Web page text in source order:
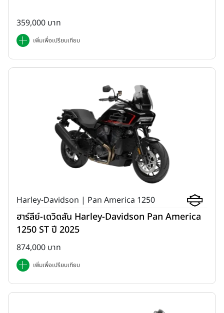
359,000 บาท
เพิ่มเพื่อเปรียบเทียบ
Harley-Davidson | Pan America 1250
ฮาร์ลีย์-เดวิดสัน Harley-Davidson Pan America
1250 ST ปี 2025
874,000 บาท
เพิ่มเพื่อเปรียบเทียบ